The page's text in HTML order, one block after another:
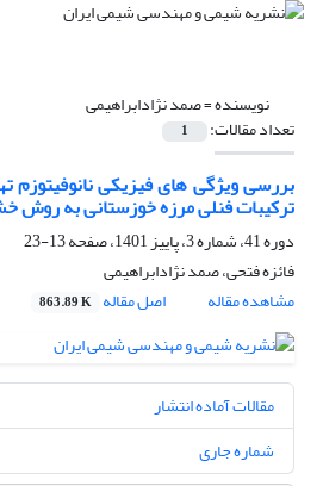
نویسنده =صمد نژادابراهیمی
تعداد مقالات: 1
بررسی ویژگی های فیزیکی نانوفیتوزم
ترکیبات فنلی مرزه خوزستانی به روش
دوره 41، شماره 3، پاییز 1401، صفحه
13-23
فائزه فتحی، صمد نژادابراهیمی
مشاهده مقاله
اصل مقاله 863.89 K
مقالات آماده انتشار
شماره جاری